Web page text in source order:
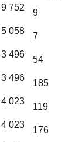
9 752
9
5 058
7
3 496
54
3 496
185
4 023
119
4 023
176